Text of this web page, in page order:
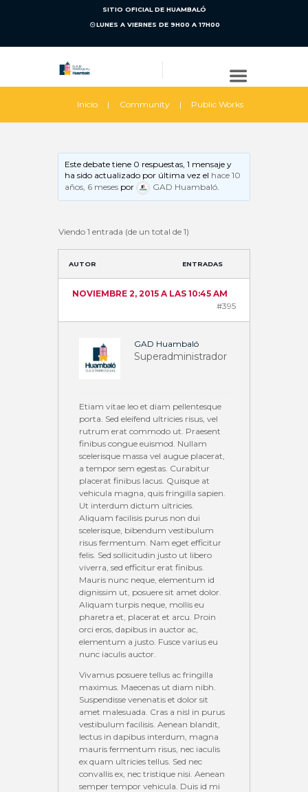
SITIO OFICIAL DE HUAMBALÓ
LUNES A VIERNES DE 9H00 A 17H00
Inicio Community Public Works
Este debate tiene 0 respuestas, 1 mensaje y
ha sido actualizado por última vez el hace 10
años, 6 meses por GAD Huambaló
Viendo 1 entrada (de un total de 1)
AUTOR ENTRADAS
NOVIEMBRE 2, 2015 A LAS 10:45 AM
#395
GAD Huambaló
Superadministrador
Etiam vitae leo et diam pellentesque
porta. Sed eleifend ultricies risus, vel
rutrum erat commodo ut. Praesent
finibus congue euismod. Nullam
scelerisque massa vel augue placerat,
a tempor sem egestas. Curabitur
placerat finibus lacus. Quisque at
vehicula magna, quis fringilla sapien.
Ut interdum dictum ultricies.
Aliquam facilisis purus non dui
scelerisque, bibendum vestibulum
risus fermentum. Nam eget efficitur
felis. Sed sollicitudin justo ut libero
viverra, sed efficitur erat finibus.
Mauris nunc neque, elementum id
dignissim ut, posuere sit amet dolor.
Aliquam turpis neque, mollis eu
pharetra et, placerat et arcu. Proin
orci eros, dapibus in auctor ac,
elementum a justo. Fusce varius eu
nunc iaculis auctor.
Vivamus posuere tellus ac fringilla
maximus. Maecenas ut diam nibh.
Suspendisse venenatis et dolor sit
amet malesuada. Cras a nisl in purus
vestibulum facilisis. Aenean blandit,
lectus in dapibus interdum, magna
mauris fermentum risus, nec iaculis
ex quam ultricies tellus. Sed nec
convallis ex, nec tristique nisi. Aenean
semper tempor vehicula. Duis id mi